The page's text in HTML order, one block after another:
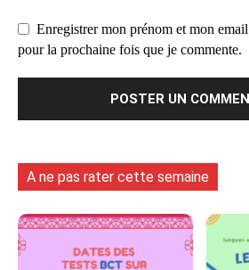
Enregistrer mon prénom et mon
pour la prochaine fois que je commente.
A ne pas rater cette semaine